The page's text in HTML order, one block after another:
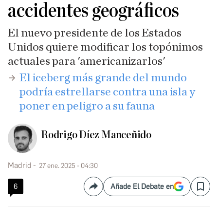
accidentes geográficos
El nuevo presidente de los Estados
Unidos quiere modificar los topónimos
actuales para 'americanizarlos'
​El iceberg más grande del mundo
podría estrellarse contra una isla y
poner en peligro a su fauna
Rodrigo Díez Manceñido
Madrid 27 ene. 2025 - 04:30
6 CompartirAñade El Debate en Save